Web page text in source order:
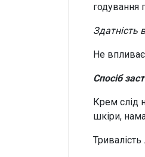
годування
Здатність
Не
Спосіб
Крем слід
шкіри,
Тривалість